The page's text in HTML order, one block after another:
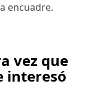
encuadre.
vez que
interesó